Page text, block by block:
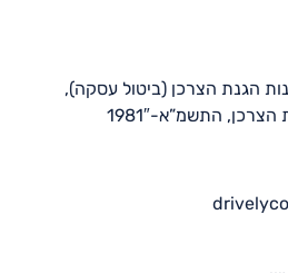
הגנת הצרכן (ביטול עסקה),